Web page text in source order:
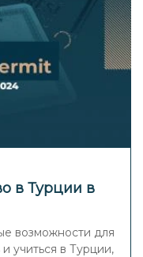
в Турции в
возможности для
учиться в Турции,